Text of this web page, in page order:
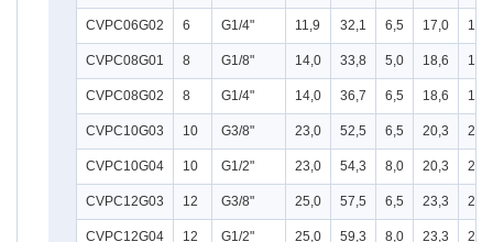
CVPC06G02 6 G1/4" 11,9 32,1 6,5 17,0 15
CVPC08G01 8 G1/8" 14,0 33,8 5,0 18,6 14
CVPC08G02 8 G1/4" 14,0 36,7 6,5 18,6 15
CVPC10G03 10 G3/8" 23,0 52,5 6,5 20,3 22
CVPC10G04 10 G1/2" 23,0 54,3 8,0 20,3 24
CVPC12G03 12 G3/8" 25,0 57,5 6,5 23,3 24
CVPC12G04 12 G1/2" 25,0 59,3 8,0 23,3 24